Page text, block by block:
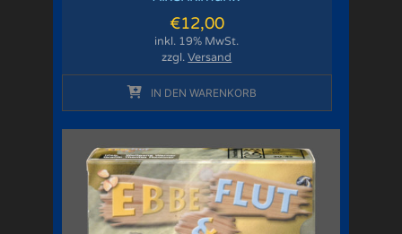
€12,00
inkl. 19% MwSt.
zzgl.Versand
IN DEN WARENKORB